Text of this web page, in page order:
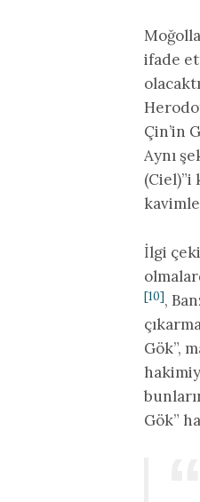
ifade
Çin’in
Aynı
İlgi
[10],
Gök”,
Gök”